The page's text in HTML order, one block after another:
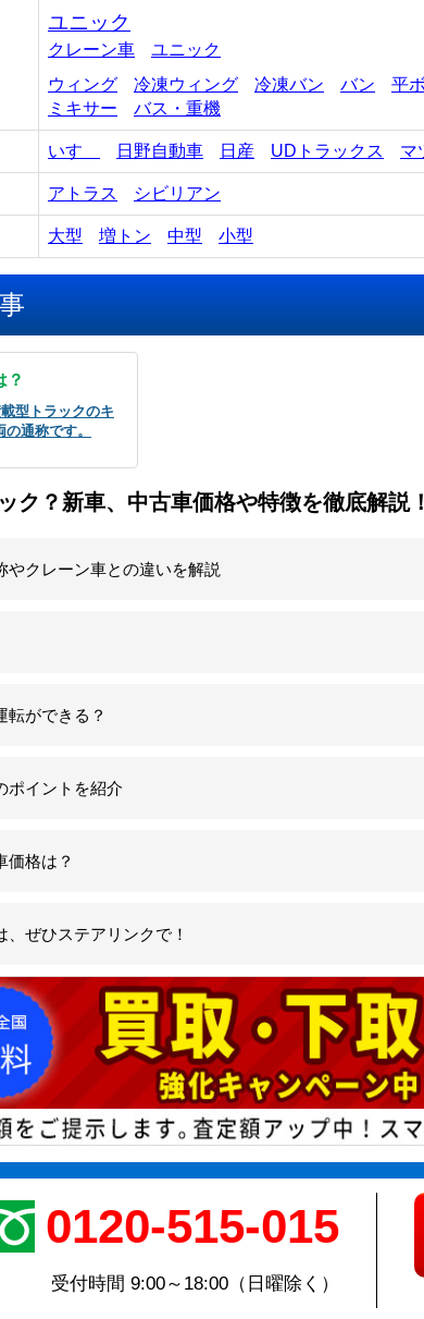
ユニック
クレーン車
ユニック
ウィング
冷凍ウィング 冷凍バン バン 平
ミキサー
バス・重機
いすゞ 日野自動車 日産 UDトラックス マ
アトラス シビリアン
大型 増トン 中型 小型
？
型トラックのキ
通称です。
ク？新車、中古車価格や特徴を徹底解説！
やクレーン車との違いを解説
転ができる？
ポイントを紹介
価格は？
ぜひステアリンクで！
0120-515-015
受付時間 9:00～18:00（日曜除く）